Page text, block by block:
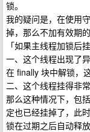
锁。
我的疑问是，在使用
掉，那么不加有效期
「如果主线程加锁后
一、这个线程出现了
在 finally 块中解锁，
二、这个线程挂得非
那么这种情况下，包
定也已经挂掉了，此
锁在过期之后自动释放